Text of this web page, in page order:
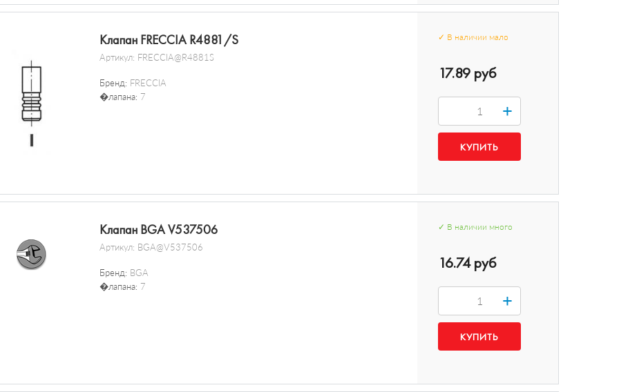
Клапан FRECCIA R4881/S
Артикул: FRECCIA@R4881S
Бренд: FRECCIA
�лапана: 7
✓ В наличии мало
17.89 руб
+
Клапан BGA V537506
Артикул: BGA@V537506
Бренд: BGA
�лапана: 7
✓ В наличии много
16.74 руб
+